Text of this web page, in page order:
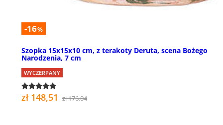
-16%
Szopka 15x15x10 cm, z terakoty Deruta, scena Bożego
Narodzenia, 7 cm
WYCZERPANY
zł 148,51 zł 176,04